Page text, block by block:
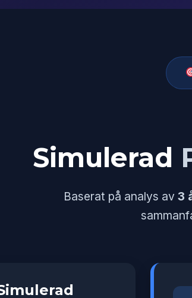
Simulerad
Baserat på analys av 3